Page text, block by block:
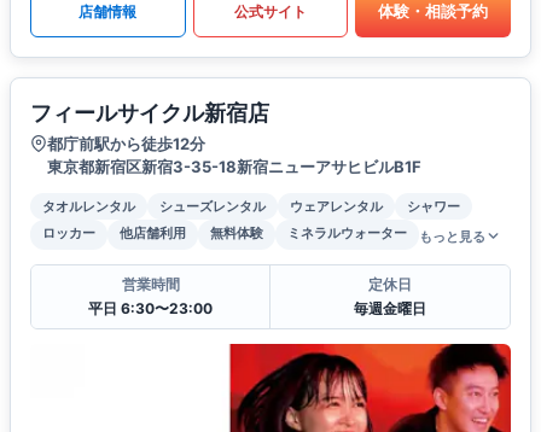
店舗情報 公式サイト 体験・相談予約
フィールサイクル新宿店
都庁前駅から徒歩12分
東京都新宿区新宿3-35-18新宿ニューアサヒビルB1F
タオルレンタル シューズレンタル ウェアレンタル
シャワー
ロッカー
他店舗利用 無料体験 ミネラルウォーター もっと見る
営業時間
平日 6:30〜23:00
定休日
毎週金曜日